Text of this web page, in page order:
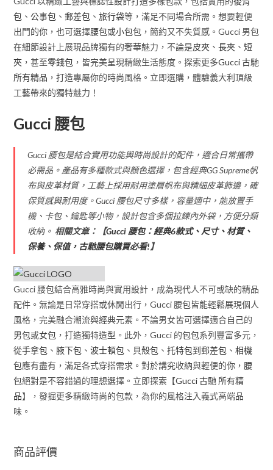
包 、公事包 、郵差包 、旅行袋等，滿足不同場合所需。想要輕便
出門的你，也可選擇腰包或小包包 ，簡約又不失質感。Gucci 男包
在細節設計上展現品牌獨有的奢華魅力，不論是皮夾 、長夾 、短
夾 ，甚至零錢包 ，皆完美呈現精緻生活態度。探索更多Gucci 古馳
所有精品 ，打造專屬你的時尚風格。立即選購，體驗義大利頂級
工藝帶來的獨特魅力！
Gucci 腰包
Gucci 腰包是結合實用功能與時尚設計的配件，適合日常攜帶
必需品。產品有多種款式與顏色選擇，包含經典GG Supreme帆
布與皮革材質，工藝上採用耐用塗層帆布與精細皮革飾邊，確
保質感與耐用度。Gucci 腰包尺寸多樣，容量適中，能放置手
機、卡包、鑰匙等小物，設計包含多個拉鍊內外袋，方便分類
收納。 相關文章：【Gucci 腰包：經典6款式、尺寸、材質、
保養、保值，古馳腰包購買必看!】
Gucci 腰包結合高雅時尚與實用設計，成為現代人不可或缺的精品
配件。無論是日常穿搭或休閒出行，Gucci 腰包皆能輕鬆展現個人
風格，完美融合潮流與經典元素。不論男女皆可選擇適合自己的
男包或女包 ，打造獨特造型。此外，Gucci 的包包系列豐富多元，
從手拿包 、 腋下包 、波士頓包 、 貝殼包 、托特包到郵差包 、相機
包應有盡有，滿足各式穿搭需求。對於講究收納與輕便的你， 腰
包絕對是不容錯過的理想選擇。立即探索【Gucci 古馳 所有精
品】，發掘更多精緻時尚的包款，為你的風格注入義式高端品
味。
商品評價